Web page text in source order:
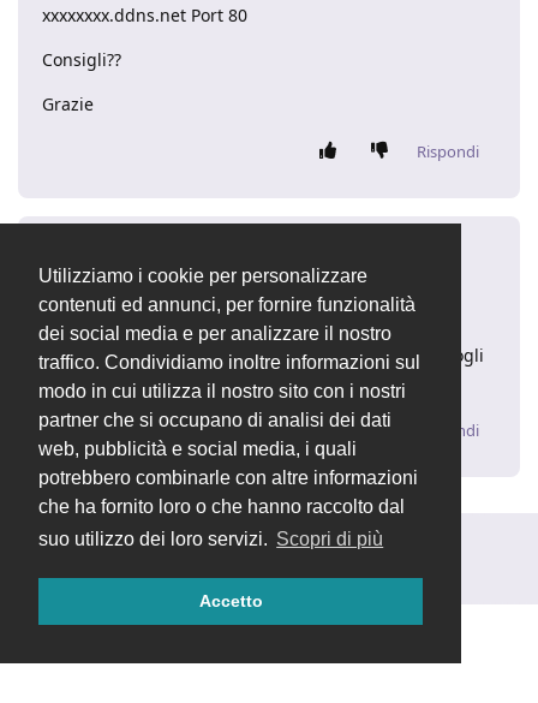
Utilizziamo i cookie per personalizzare
contenuti ed annunci, per fornire funzionalità
dei social media e per analizzare il nostro
traffico. Condividiamo inoltre informazioni sul
modo in cui utilizza il nostro sito con i nostri
partner che si occupano di analisi dei dati
web, pubblicità e social media, i quali
potrebbero combinarle con altre informazioni
che ha fornito loro o che hanno raccolto dal
suo utilizzo dei loro servizi. Scopri di più
Accetto
xxxxxxxx.ddns.net Port 80
Consigli??
Grazie
Rispondi
ciao tnt1130
nell'url "xxxxxxx.ddns.net/localhost/nomecartella" togli
"localhost/"
Rispondi
Rispondi alla discussione...